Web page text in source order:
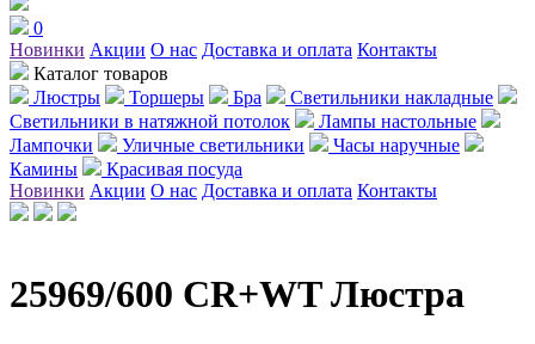
0
Новинки Акции О нас Доставка и оплата Контакты
Каталог товаров
Люстры
Торшеры Бра
Светильники накладные
Светильники в натяжной потолок
Лампы настольные
Лампочки
Уличные светильники
Часы наручные
Камины
Красивая посуда
Новинки Акции О нас Доставка и оплата Контакты
25969/600 CR+WT Люстра